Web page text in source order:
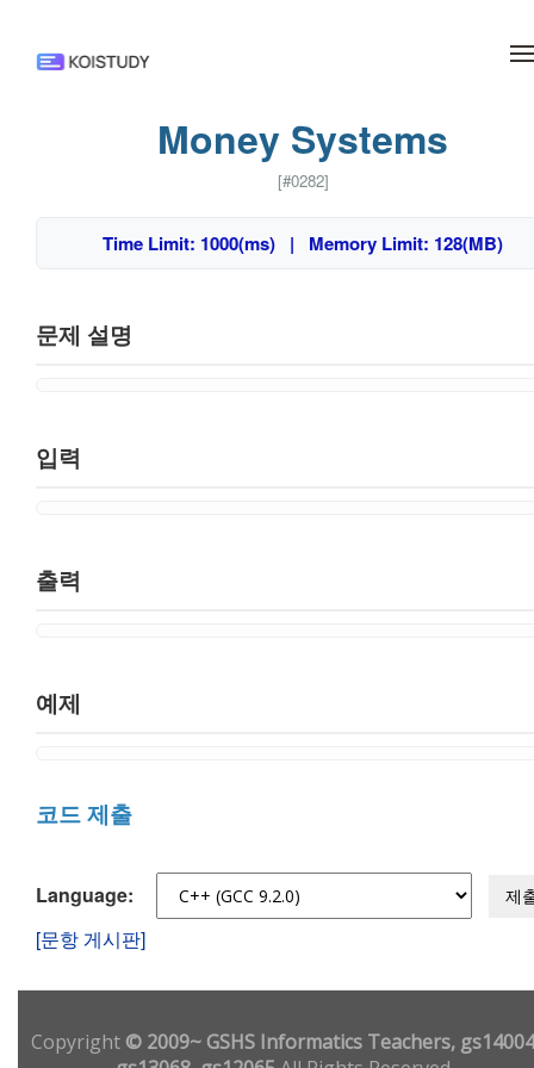
Money Systems
[#0282]
Time Limit: 1000(ms) | Memory Limit: 128(MB)
문제 설명
입력
출력
예제
코드 제출
Language: 제
[문항 게시판]
Copyright© 2009~ GSHS Informatics Teachers,